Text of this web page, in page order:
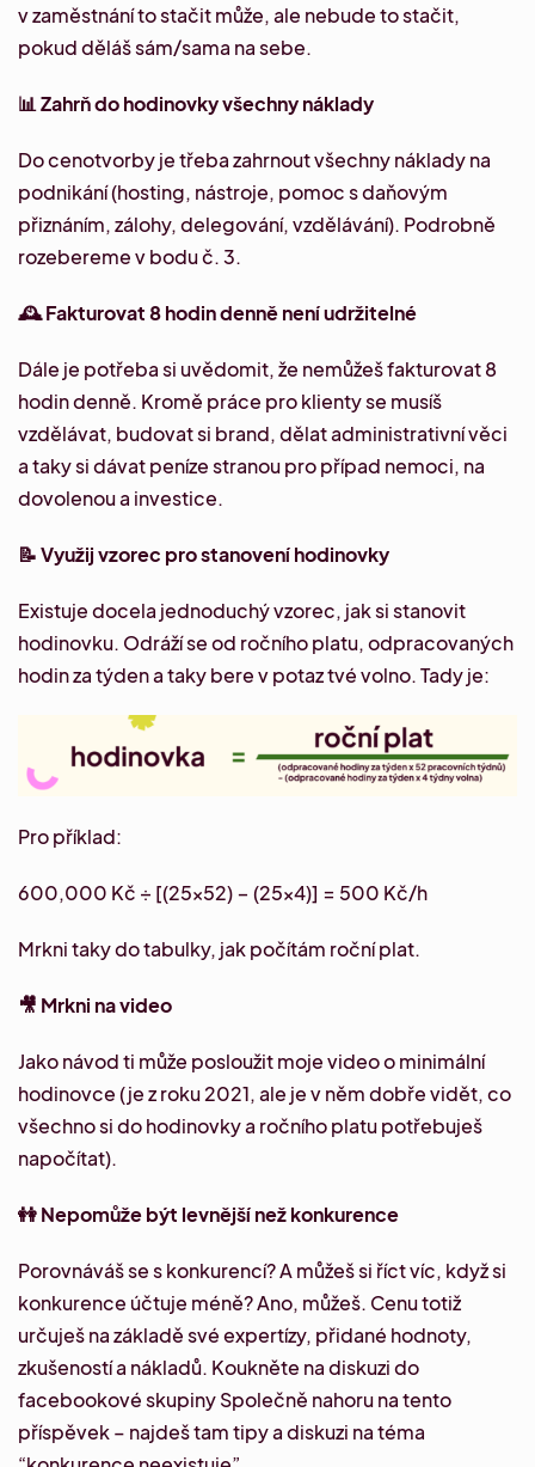
v zaměstnání to stačit může, ale nebude to stačit,
pokud děláš sám/sama na sebe.
📊 Zahrň do hodinovky všechny náklady
Do cenotvorby je třeba zahrnout všechny náklady na
podnikání (hosting, nástroje, pomoc s daňovým
přiznáním, zálohy, delegování, vzdělávání). Podrobně
rozebereme v bodu č. 3.
🕰️ Fakturovat 8 hodin denně není udržitelné
Dále je potřeba si uvědomit, že nemůžeš fakturovat 8
hodin denně. Kromě práce pro klienty se musíš
vzdělávat, budovat si brand, dělat administrativní věci
a taky si dávat peníze stranou pro případ nemoci, na
dovolenou a investice.
📝 Využij vzorec pro stanovení hodinovky
Existuje docela jednoduchý vzorec, jak si stanovit
hodinovku. Odráží se od ročního platu, odpracovaných
hodin za týden a taky bere v potaz tvé volno. Tady je:
Pro příklad:
600,000 Kč ÷ [(25×52) − (25×4)] = 500 Kč/h
Mrkni taky do tabulky, jak počítám roční plat.
🎥 Mrkni na video
Jako návod ti může posloužit mojevideo o minimální
hodinovce(je z roku 2021, ale je v něm dobře vidět, co
všechno si do hodinovky a ročního platu potřebuješ
napočítat).
👭 Nepomůže být levnější než konkurence
Porovnáváš se s konkurencí? A můžeš si říct víc, když si
konkurence účtuje méně? Ano, můžeš. Cenu totiž
určuješ na základě své expertízy, přidané hodnoty,
zkušeností a nákladů. Koukněte na diskuzi do
facebookové skupinySpolečně nahorunatento
příspěvek– najdeš tam tipy a diskuzi na téma